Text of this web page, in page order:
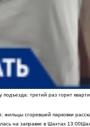
третий раз горит
сгоревшей парковки
на заправке в Шахтах 13:00